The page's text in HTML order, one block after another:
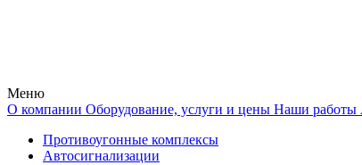
Меню
О компании Оборудование, услуги и цены Наши работы
Противоугонные комплексы
Автосигнализации